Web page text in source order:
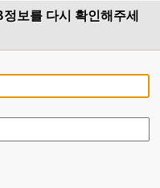
보를 다시 확인해주세